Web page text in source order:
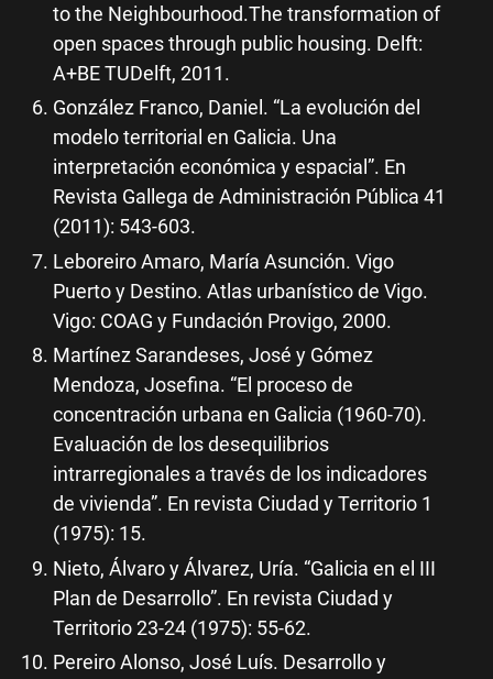
to the Neighbourhood.The transformation of
open spaces through public housing. Delft:
A+BE TUDelft, 2011.
González Franco, Daniel. “La evolución del
modelo territorial en Galicia. Una
interpretación económica y espacial”. En
Revista Gallega de Administración Pública 41
(2011): 543-603.
Leboreiro Amaro, María Asunción. Vigo
Puerto y Destino. Atlas urbanístico de Vigo.
Vigo: COAG y Fundación Provigo, 2000.
Martínez Sarandeses, José y Gómez
Mendoza, Josefina. “El proceso de
concentración urbana en Galicia (1960-70).
Evaluación de los desequilibrios
intrarregionales a través de los indicadores
de vivienda”. En revista Ciudad y Territorio 1
(1975): 15.
Nieto, Álvaro y Álvarez, Uría. “Galicia en el III
Plan de Desarrollo”. En revista Ciudad y
Territorio 23-24 (1975): 55-62.
Pereiro Alonso, José Luís. Desarrollo y